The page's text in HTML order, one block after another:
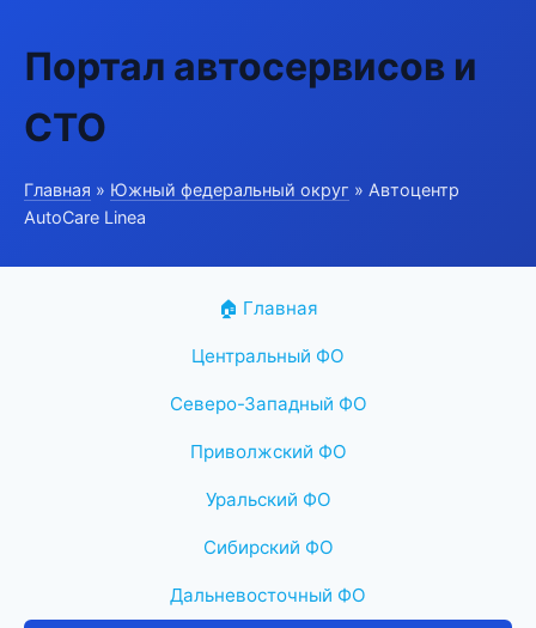
Портал автосервисов и
СТО
Главная » Южный федеральный округ » Автоцентр
AutoCare Linea
🏠 Главная
Центральный ФО
Северо-Западный ФО
Приволжский ФО
Уральский ФО
Сибирский ФО
Дальневосточный ФО